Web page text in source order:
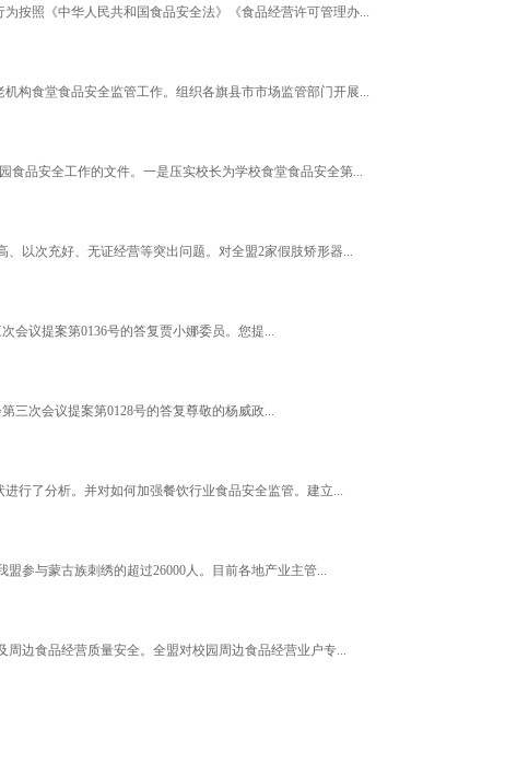
按照《中华人民共和国食品安全法》《食品经营许可管理办...
构食堂食品安全监管工作。组织各旗县市市场监管部门开展...
食品安全工作的文件。一是压实校长为学校食堂食品安全第...
以次充好、无证经营等突出问题。对全盟2家假肢矫形器...
会议提案第0136号的答复贾小娜委员。您提...
三次会议提案第0128号的答复尊敬的杨威政...
行了分析。并对如何加强餐饮行业食品安全监管。建立...
参与蒙古族刺绣的超过26000人。目前各地产业主管...
边食品经营质量安全。全盟对校园周边食品经营业户专...